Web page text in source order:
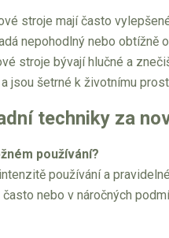
stroje mají často
nepohodlný nebo obtížně
stroje bývají hlučné a
jsou šetrné k životnímu
techniky za
používání?
používání a
nebo v náročných